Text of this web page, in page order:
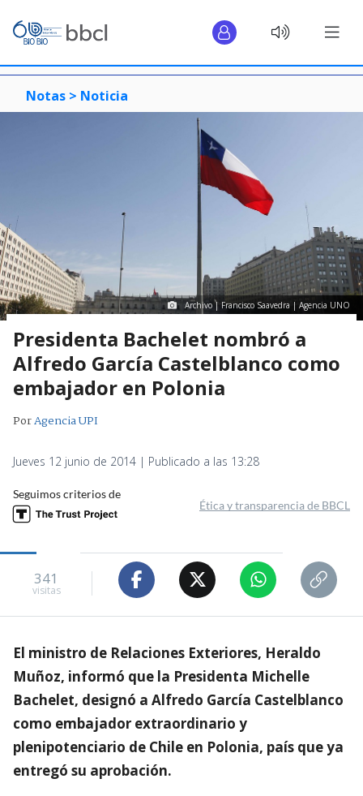
Notas > Noticia
Archivo | Francisco Saavedra | Agencia UNO
Presidenta Bachelet nombró a
Alfredo García Castelblanco como
embajador en Polonia
PorAgencia UPI
Jueves 12 junio de 2014 | Publicado a las 13:28
Seguimos criterios de
Ética y transparencia de BBCL
341
visitas
El ministro de Relaciones Exteriores, Heraldo
Muñoz, informó que la Presidenta Michelle
Bachelet, designó a Alfredo García Castelblanco
como embajador extraordinario y
plenipotenciario de Chile en Polonia, país que ya
entregó su aprobación.